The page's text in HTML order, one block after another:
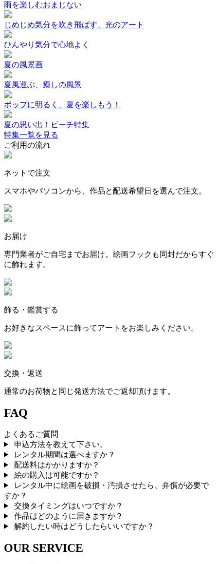
雨を楽しむおまじない
じめじめ気分を吹き飛ばす、光のアート
ひんやり気分で心地よく
夏の風景画
夏風運ぶ、癒しの風景
ポップに明るく、夏を楽しもう！
夏の思い出！ビーチ特集
特集一覧を見る
ご利用の流れ
ネットで注文
スマホやパソコンから、作品と配送希望日を選んで注文。
お届け
専門業者がご自宅までお届け。絵画フックも同封だからすぐ
に飾れます。
飾る・鑑賞する
お好きなスペースに飾ってアートをお楽しみください。
交換・返送
通常のお荷物と同じ発送方法でご返却頂けます。
FAQ
よくあるご質問
申込方法を教えて下さい。
レンタル期間は選べますか？
配送料はかかりますか？
絵の購入は可能ですか？
レンタル中に絵画を破損・汚損させたら、弁償が必要で
すか？
交換タイミングはいつですか？
作品はどのように届きますか？
解約したい時はどうしたらいいですか？
OUR SERVICE